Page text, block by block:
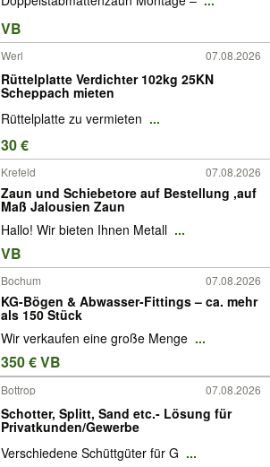
VB
Werl 07.08.2026
Rüttelplatte Verdichter 102kg 25KN
Scheppach mieten
Rüttelplatte zu vermieten ...
30 €
Krefeld 07.08.2026
Zaun und Schiebetore auf Bestellung ,auf
Maß Jalousien Zaun
Hallo! Wir bieten Ihnen Metall ...
VB
Bochum 07.08.2026
KG-Bögen & Abwasser-Fittings – ca. mehr
als 150 Stück
Wir verkaufen eine große Menge ...
350 € VB
Bottrop 07.08.2026
Schotter, Splitt, Sand etc.- Lösung für
Privatkunden/Gewerbe
Verschiedene Schüttgüter für G ...